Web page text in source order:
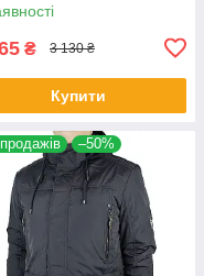
₴ 3 130 ₴
Купити
–50%